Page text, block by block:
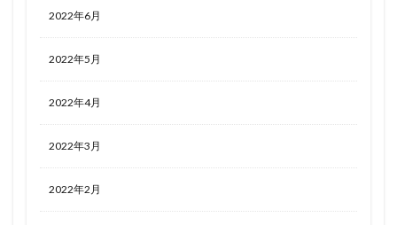
2022年6月
2022年5月
2022年4月
2022年3月
2022年2月